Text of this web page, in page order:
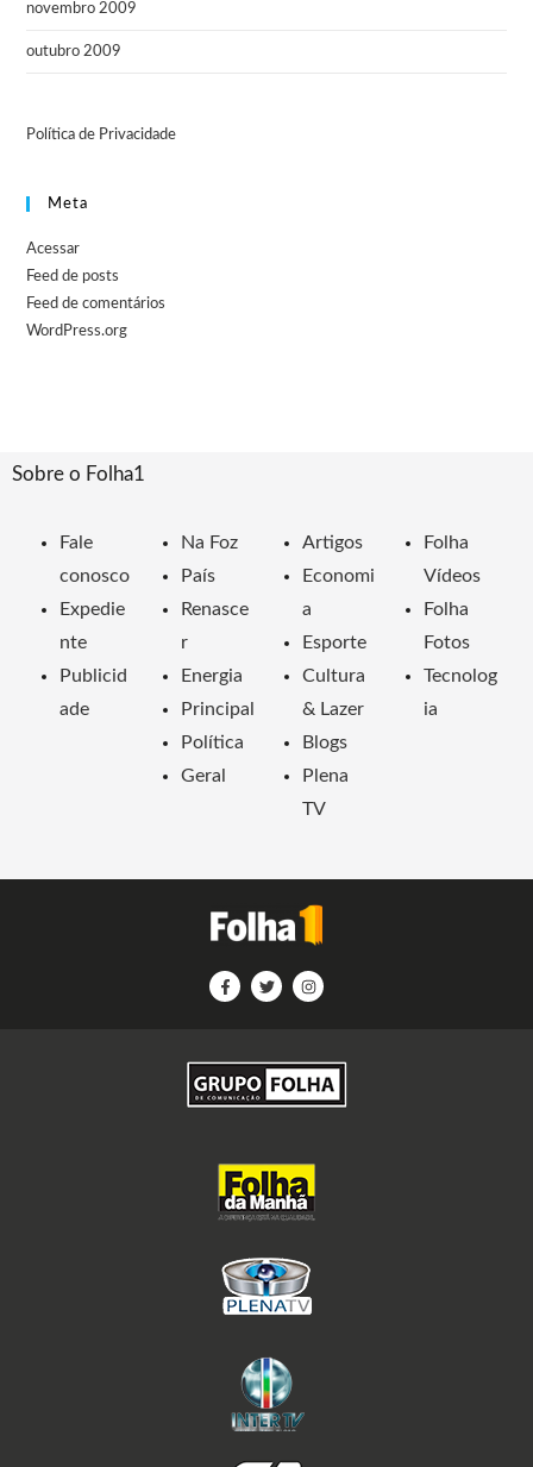
novembro 2009
outubro 2009
Política de Privacidade
Meta
Acessar
Feed de posts
Feed de comentários
WordPress.org
Sobre o Folha1
Fale
conosco
Expedie
nte
Publicid
ade
Na Foz
País
Renasce
r
Energia
Principal
Política
Geral
Artigos
Economi
a
Esporte
Cultura
& Lazer
Blogs
Plena
TV
Folha
Vídeos
Folha
Fotos
Tecnolog
ia